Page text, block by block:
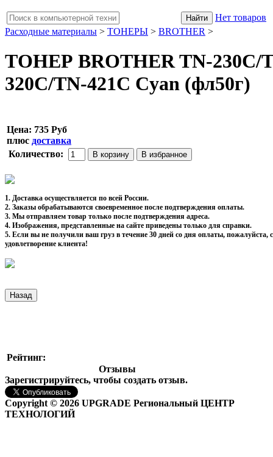
Нет товаров
Расходные материалы > ТОНЕРЫ > BROTHER >
ТОНЕР BROTHER TN-230C/
320C/TN-421C Cyan (фл50г)
Цена: 735 Руб
плюс доставка
Количество:
1. Доставка осуществляется по всей России.
2. Заказы обрабатываются своевременное после подтверждения оплаты.
3. Мы отправляем товар только после подтверждения адреса.
4. Изображения, представленные на сайте приведены только для справки.
5. Если вы не получили ваш груз в течение 30 дней со дня оплаты,
удовлетворение клиента!
Рейтинг:
Отзывы
Зарегистрируйтесь, чтобы создать отзыв.
Copyright © 2026 UPGRADE Региональный ЦЕНТР
ТЕХНОЛОГИЙ